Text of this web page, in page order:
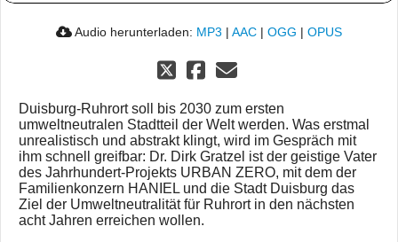
Audio herunterladen: MP3 | AAC | OGG | OPUS
Duisburg-Ruhrort soll bis 2030 zum ersten
umweltneutralen Stadtteil der Welt werden. Was erstmal
unrealistisch und abstrakt klingt, wird im Gespräch mit
ihm schnell greifbar: Dr. Dirk Gratzel ist der geistige Vater
des Jahrhundert-Projekts URBAN ZERO, mit dem der
Familienkonzern HANIEL und die Stadt Duisburg das
Ziel der Umweltneutralität für Ruhrort in den nächsten
acht Jahren erreichen wollen.